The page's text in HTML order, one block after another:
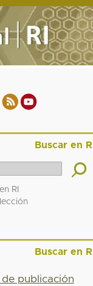
Buscar en RI
RI
Buscar en RI
de publicación